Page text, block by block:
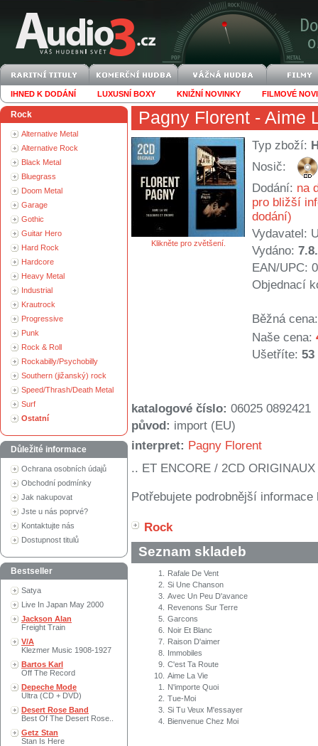
IHNED K DODÁNÍ LUXUSNÍ BOXY KNIŽNÍ NOVINKY FILMOVÉ
Rock
Alternative Metal
Alternative Rock
Black Metal
Bluegrass
Doom Metal
Garage
Gothic
Guitar Hero
Hard Rock
Hardcore
Heavy Metal
Industrial
Krautrock
Progressive
Punk
Rock & Roll
Rockabilly/Psychobilly
Southern (jižanský) rock
Speed/Thrash/Death Metal
Surf
Ostatní
Důležité informace
Ochrana osobních údajů
Obchodní podmínky
Jak nakupovat
Jste u nás poprvé?
Kontaktujte nás
Dostupnost titulů
Bestseller
Satya
Live In Japan May 2000
Jackson Alan
Freight Train
V/A
Klezmer Music 1908-1927
Bartos Karl
Off The Record
Depeche Mode
Ultra (CD + DVD)
Desert Rose Band
Best Of The Desert Rose..
Getz Stan
Stan Is Here
Pagny Florent - Aime
Klikněte pro zvětšení.
Typ zboží:
Nosič:
Dodání: na
pro bližší
dodání)
Vydavatel:
Vydáno:
EAN/UPC:
Objednací
Běžná cena:
Naše cena:
Ušetříte: 53
katalogové číslo: 06025 0892421
původ: import (EU)
interpret: Pagny Florent
.. ET ENCORE / 2CD ORIGINAUX
Potřebujete podrobnější
Rock
Seznam skladeb
1.
Rafale De Vent
2. Si Une Chanson
3. Avec Un Peu D'avance
4.
Revenons Sur Terre
5. Garcons
6.
Noir Et Blanc
7.
Raison D'aimer
8.
Immobiles
9. C'est Ta Route
10. Aime La Vie
1.
N'importe Quoi
2. Tue-Moi
3. Si Tu Veux M'essayer
4.
Bienvenue Chez Moi